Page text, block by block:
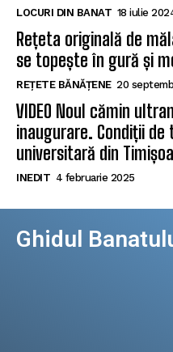
LOCURI DIN BANAT 18 iulie
Rețeta originală de
se topește în gură și
REȚETE BĂNĂȚENE 20
VIDEO Noul cămin
inaugurare. Condiții
universitară din
INEDIT 4 februarie 2025
Ghidul